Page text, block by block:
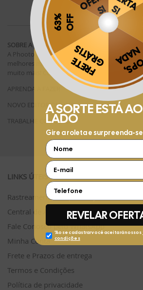
Obrigado por se cadastrar
Aproveite e receba as novidades e
SIGA A PHOOTO
SOBRE A PHOOTO
A Phooto existe para te ajudar a guardar seus
melhores momentos em fotolivros, revelações
muito mais!
Conheça mais >>
APRENDA A FAZER
NOVO EDITOR ONLINE
TRABALHE CONOSCO
LINKS ÚTEIS
Rastreamento de Pedidos
Central de Atendimento
Fale Conosco pelo WhatsApp
Minha Conta
Frete e Prazos de entrega
Termos e Condições
Política de privacidade